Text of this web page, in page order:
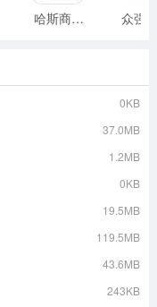
哈斯商城安卓版 众强
0KB
37.0MB
1.2MB
0KB
19.5MB
119.5MB
43.6MB
243KB